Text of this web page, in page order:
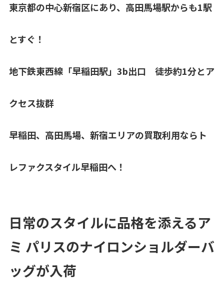
東京都の中心新宿区にあり、高田馬場駅からも1駅
とすぐ！
地下鉄東西線「早稲田駅」3b出口 徒歩約1分とア
クセス抜群
早稲田、高田馬場、新宿エリアの買取利用ならト
レファクスタイル早稲田へ！
日常のスタイルに品格を添えるア
ミ パリスのナイロンショルダーバ
ッグが入荷